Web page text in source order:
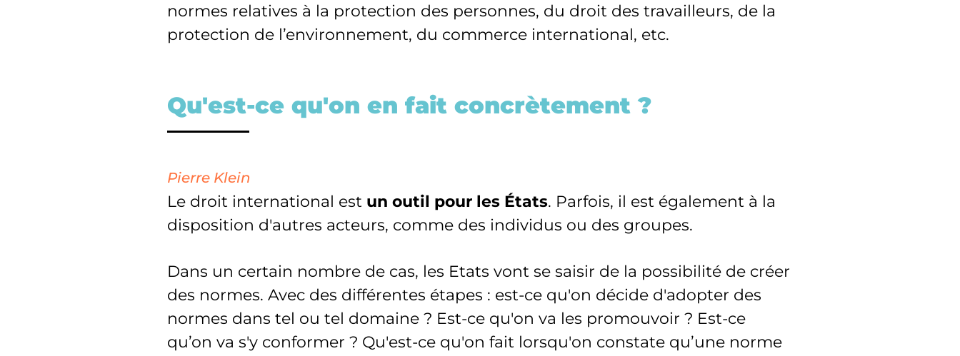
normes relatives à la protection des personnes, du droit des travailleurs, de la
protection de l’environnement, du commerce international, etc.
Qu'est-ce qu'on en fait concrètement ?
Pierre Klein
Le droit international est un outil pour les États. Parfois, il est également à la
disposition d'autres acteurs, comme des individus ou des groupes.
Dans un certain nombre de cas, les Etats vont se saisir de la possibilité de créer
des normes. Avec des différentes étapes : est-ce qu'on décide d'adopter des
normes dans tel ou tel domaine ? Est-ce qu'on va les promouvoir ? Est-ce
qu’on va s'y conformer ? Qu'est-ce qu'on fait lorsqu'on constate qu’une norme